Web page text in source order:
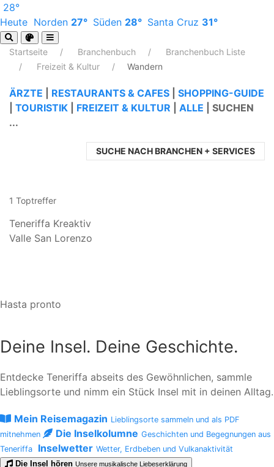
28°
Heute Norden 27° Süden 28° Santa Cruz 31°
Startseite Branchenbuch
Branchenbuch Liste
Freizeit & Kultur
Wandern
ÄRZTE RESTAURANTS & CAFES
SHOPPING-GUIDE
TOURISTIK FREIZEIT & KULTUR ALLE
SUCHEN
...
SUCHE NACH BRANCHEN + SERVICES
1 Toptreffer
Teneriffa Kreaktiv
Valle San Lorenzo
Hasta pronto
Deine Insel. Deine Geschichte.
Entdecke Teneriffa abseits des Gewöhnlichen, sammle
Lieblingsorte und nimm ein Stück Insel mit in deinen Alltag.
Mein Reisemagazin Lieblingsorte sammeln und als PDF
mitnehmen
Die Inselkolumne Geschichten und Begegnungen aus
Teneriffa
Inselwetter Wetter, Erdbeben und Vulkanaktivität
Die Insel hören Unsere musikalische Liebeserklärung